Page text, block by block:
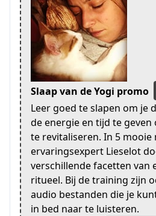
Slaap van de Yogi promo
Leer goed te slapen om je
de energie en tijd te geven
te revitaliseren. In 5
ervaringsexpert Lieselot
verschillende facetten van
ritueel. Bij de training zijn
audio bestanden die je
in bed naar te luisteren.